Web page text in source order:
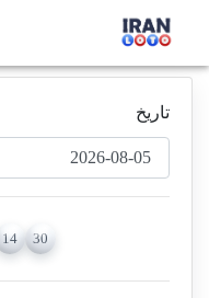
تاریخ
14 30